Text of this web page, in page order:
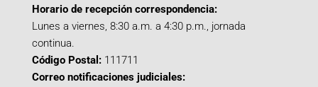
Horario de recepción correspondencia:
Lunes a viernes, 8:30 a.m. a 4:30 p.m., jornada
continua.
Código Postal: 111711
Correo notificaciones judiciales: